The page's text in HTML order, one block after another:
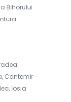
Bihorului
Cantemir
Iosia